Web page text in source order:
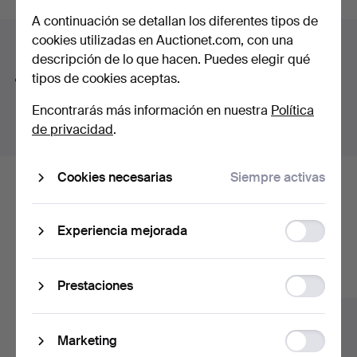
Among all of this, modern paintings, sculpture and a
number of refined pieces in the smaller format are also
on offer.
Welcome!
curso
Consejos para mejorar la búsqueda
La función de búsqueda también admite partes de
resultados parabrazalete.
nuestro archivo que coinciden con
tu búsqueda.
Mostrar todos los lotes
A continuación se detallan los diferentes tipos de
cookies utilizadas en Auctionet.com, con una
descripción de lo que hacen. Puedes elegir qué
tipos de cookies aceptas.
Encontrarás más información en nuestra Política
de privacidad.
Cookies necesarias Siempre activas
Experiencia mejorada
storage
Prestaciones
storage
Marketing
Ad